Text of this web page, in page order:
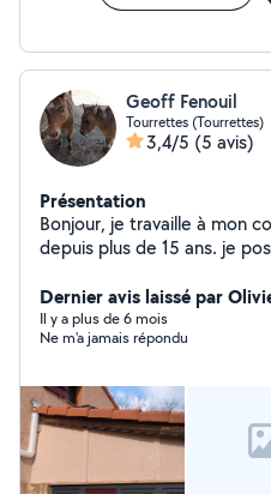
Geoff Fenouil
Tourrettes (Tourrettes)
3,4/5 (5 avis)
Présentation
Bonjour, je travaille à mon
depuis plus de 15 ans. je
peinture, rénovation,
suis aussi équipé pour faire
lavage de voiture.
Dernier avis laissé par
Il y a plus de 6 mois
Ne m'a jamais répondu